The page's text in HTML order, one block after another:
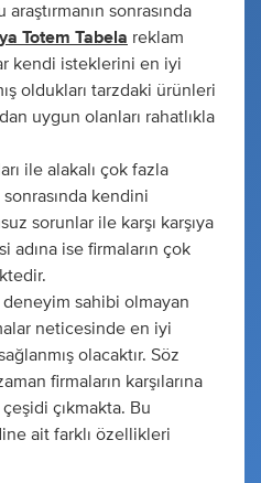
sonrasında
Totem Tabela reklam
kendi isteklerini en iyi
oldukları tarzdaki ürünleri
uygun olanları rahatlıkla
ile alakalı çok fazla
kendini
sorunlar ile karşı karşıya
adına ise firmaların çok
sahibi olmayan
neticesinde en iyi
olacaktır. Söz
firmaların karşılarına
çıkmakta. Bu
ait farklı özellikleri